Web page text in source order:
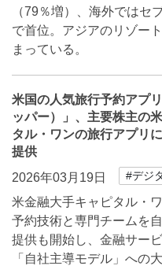
（79％増）、海外ではセ
で首位。アジアのリゾー
まっている。
米国の人気旅行予約アプ
ッパー）」、主要株主の
タル・ワンの旅行アプリ
提供
2026年03月19日
#デジ
米金融大手キャピタル・
予約技術と専門チームを
提供も開始し、金融サー
「自社主導モデル」への